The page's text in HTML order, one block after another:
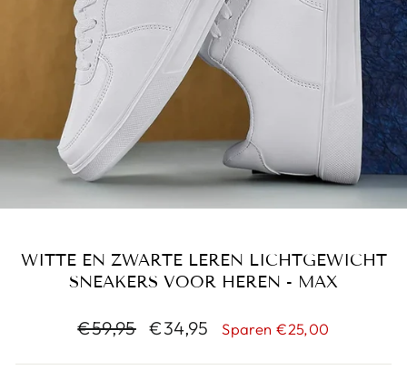
WITTE EN ZWARTE LEREN LICHTGEWICHT
SNEAKERS VOOR HEREN - MAX
Normaler
€59,95 Sonderpreis
€34,95 Sparen €25,00